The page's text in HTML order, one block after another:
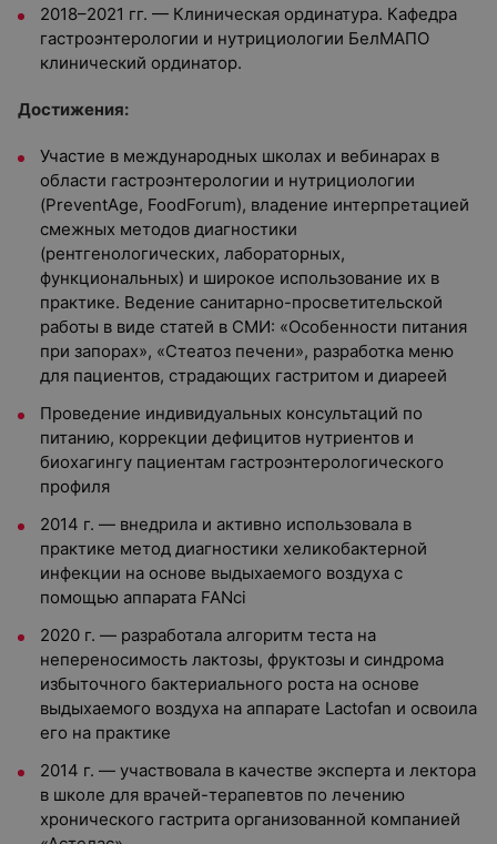
2018–2021 гг. — Клиническая ординатура. Кафедра
гастроэнтерологии и нутрициологии БелМАПО
клинический ординатор.
Достижения:
Участие в международных школах и вебинарах в
области гастроэнтерологии и нутрициологии
(PreventAge, FoodForum), владение интерпретацией
смежных методов диагностики
(рентгенологических, лабораторных,
функциональных) и широкое использование их в
практике. Ведение санитарно-просветительской
работы в виде статей в СМИ: «Особенности питания
при запорах», «Стеатоз печени», разработка меню
для пациентов, страдающих гастритом и диареей
Проведение индивидуальных консультаций по
питанию, коррекции дефицитов нутриентов и
биохагингу пациентам гастроэнтерологического
профиля
2014 г. — внедрила и активно использовала в
практике метод диагностики хеликобактерной
инфекции на основе выдыхаемого воздуха с
помощью аппарата FANci
2020 г. — разработала алгоритм теста на
непереносимость лактозы, фруктозы и синдрома
избыточного бактериального роста на основе
выдыхаемого воздуха на аппарате Lactofan и освоила
его на практике
2014 г. — участвовала в качестве эксперта и лектора
в школе для врачей-терапевтов по лечению
хронического гастрита организованной компанией